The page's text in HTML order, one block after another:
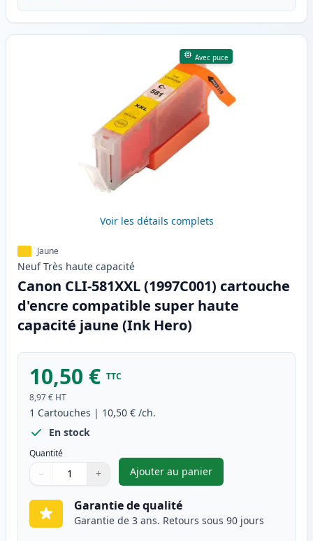
Avec puce
Voir les détails complets
Jaune
Neuf Très haute capacité
Canon CLI-581XXL (1997C001) cartouche
d'encre compatible super haute
capacité jaune (Ink Hero)
10,50 € TTC
8,97 € HT
1 Cartouches | 10,50 € /ch.
En stock
Quantité
Quantité
Utilisez les boutons pour ajuster
− +
Quantité
Ajouter au panier
,Canon CLI-581XXL
Garantie de qualité
Garantie de 3 ans. Retours sous 90 jours